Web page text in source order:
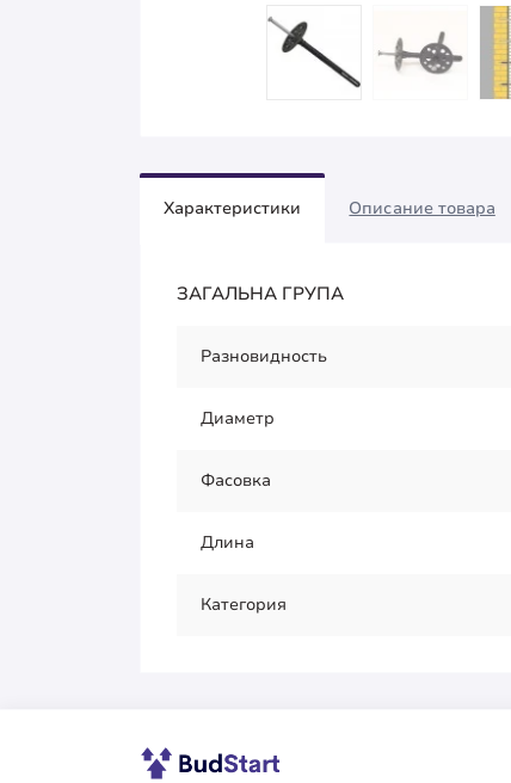
Характеристики Описание товара
ЗАГАЛЬНА ГРУПА
Разновидность
Диаметр
Фасовка
Длина
Категория